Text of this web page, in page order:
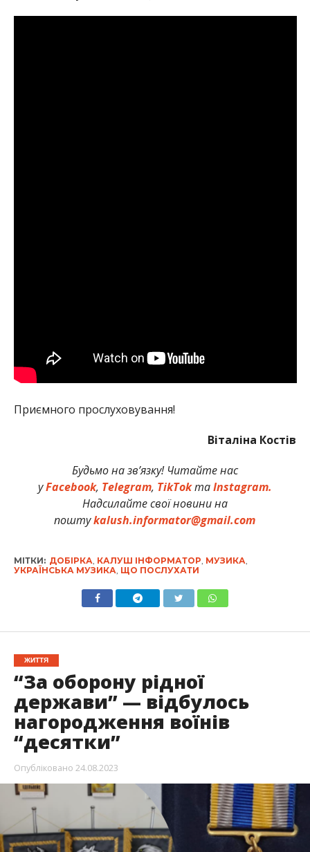
Приємного прослуховування!
Віталіна Костів
Будьмо на зв’язку! Читайте нас
уFacebook, Telegram, TikTokтаInstagram.
Надсилайте свої новини на
поштуkalush.informator@gmail.com
МІТКИ: ДОБІРКА, КАЛУШ ІНФОРМАТОР, МУЗИКА,
УКРАЇНСЬКА МУЗИКА, ЩО ПОСЛУХАТИ
ЖИТТЯ
“За оборону рідної
держави” — відбулось
нагородження воїнів
“десятки”
Опубліковано 24.08.2023